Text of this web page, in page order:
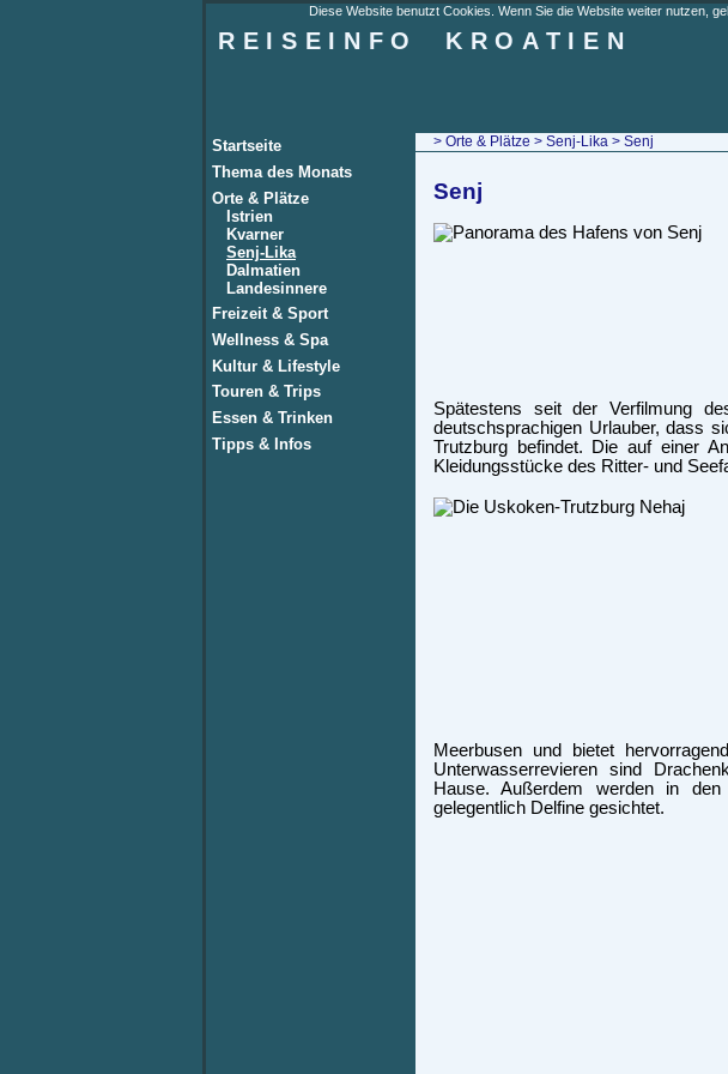
Diese Website benutzt Cookies. Wenn Sie die Website weiter nutzen,
REISEINFO KROATIEN
Startseite
Thema des Monats
Orte & Plätze
Istrien
Kvarner
Senj-Lika
Dalmatien
Landesinnere
Freizeit & Sport
Wellness & Spa
Kultur & Lifestyle
Touren & Trips
Essen & Trinken
Tipps & Infos
> Orte & Plätze > Senj-Lika > Senj
Senj
Spätestens seit der Verfilmung
deutschsprachigen Urlauber, dass
Trutzburg befindet. Die auf einer
Kleidungsstücke des Ritter- und
Meerbusen und bietet
Unterwasserrevieren sind
Hause. Außerdem werden in
gelegentlich Delfine gesichtet.